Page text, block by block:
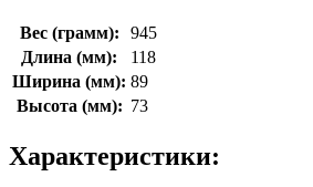
Вес (грамм):
945
Длина (мм):
118
Ширина (мм): 89
Высота (мм): 73
Характеристики: